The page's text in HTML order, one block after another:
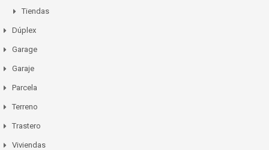
Tiendas
Dúplex
Garage
Garaje
Parcela
Terreno
Trastero
Viviendas